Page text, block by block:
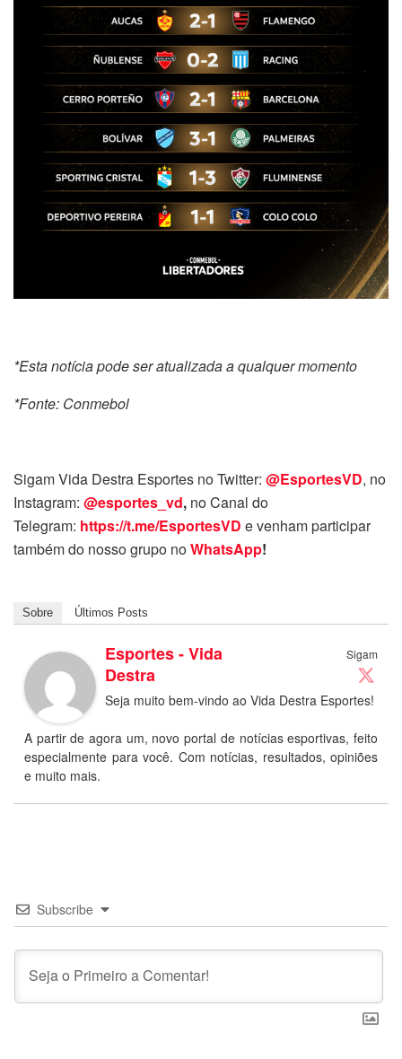
*Esta notícia pode ser atualizada a qualquer momento
*Fonte: Conmebol
Sigam Vida Destra Esportes no Twitter: @EsportesVD, no
Instagram: @esportes_vd, no Canal do
Telegram: https://t.me/EsportesVD e venham participar
também do nosso grupo noWhatsApp!
Sobre Últimos Posts
Sigam
Esportes - Vida
Destra
Seja muito bem-vindo ao Vida Destra Esportes!
A partir de agora um, novo portal de notícias esportivas, feito
especialmente para você. Com notícias, resultados, opiniões
e muito mais.
Subscribe